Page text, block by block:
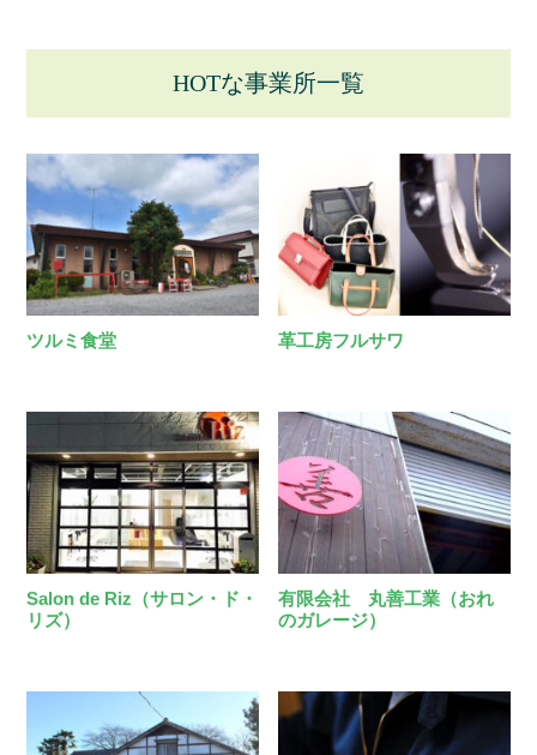
HOTな事業所一覧
ツルミ食堂 革工房フルサワ
Salon de Riz（サロン・ド・
リズ）
有限会社 丸善工業（おれ
のガレージ）